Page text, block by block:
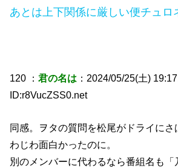
あとは上下関係に厳しい便チュロ
120 ：君の名は ：2024/05/25(土)
ID:r8VucZSS0.net
同感。ヲタの質問を松尾がドライにさ
わじわ面白かったのに。
別のメンバーに代わるなら番組名も「